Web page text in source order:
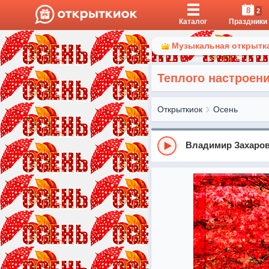
Каталог
8 2
Праздники
Музыкальная
Теплого
Открыткиок Осень
Владимир